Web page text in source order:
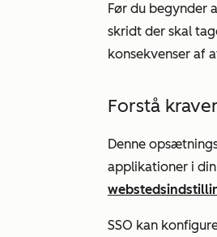
Før du begynder
skridt der skal
konsekvenser af
Forstå
Denne
applikationer i
SSO kan